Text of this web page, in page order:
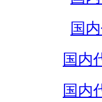
国
国内
国内